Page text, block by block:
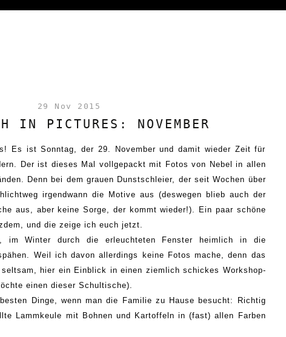
29 Nov 2015
IN PICTURES: NOVEMBER
Es ist Sonntag, der 29. November und damit wieder Zeit für
Der ist dieses Mal vollgepackt mit Fotos von Nebel in allen
Denn bei dem grauen Dunstschleier, der seit Wochen über
irgendwann die Motive aus (deswegen blieb auch der
aus, aber keine Sorge, der kommt wieder!). Ein paar schöne
und die zeige ich euch jetzt.
im Winter durch die erleuchteten Fenster heimlich in die
. Weil ich davon allerdings keine Fotos mache, denn das
hier ein Einblick in einen ziemlich schickes Workshop-
einen dieser Schultische).
Dinge, wenn man die Familie zu Hause besucht: Richtig
Lammkeule mit Bohnen und Kartoffeln in (fast) allen Farben